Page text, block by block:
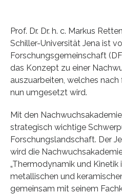
Prof. Dr. Dr. h. c. Markus
Schiller-Universität Jena ist
Forschungsgemeinschaft
das Konzept zu einer
auszuarbeiten, welches
nun umgesetzt wird.
Mit den
strategisch wichtige
Forschungslandschaft. Der
wird die
„Thermodynamik und
metallischen und
gemeinsam mit seinem